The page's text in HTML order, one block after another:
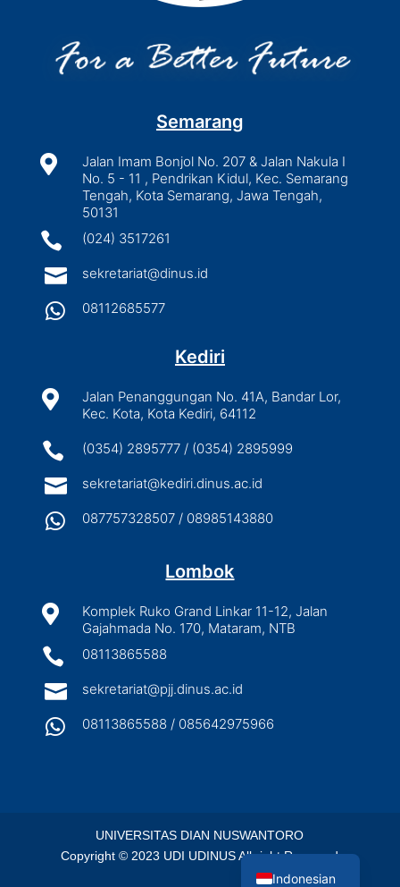
Semarang

Jalan Imam Bonjol No. 207 & Jalan Nakula I
No. 5 - 11 , Pendrikan Kidul, Kec. Semarang
Tengah, Kota Semarang, Jawa Tengah,
50131
 (024) 3517261
 sekretariat@dinus.id
 08112685577
Kediri

Jalan Penanggungan No. 41A, Bandar Lor,
Kec. Kota, Kota Kediri, 64112
 (0354) 2895777 / (0354) 2895999
 sekretariat@kediri.dinus.ac.id
 087757328507 / 08985143880
Lombok

Komplek Ruko Grand Linkar 11-12, Jalan
Gajahmada No. 170, Mataram, NTB
 08113865588
 sekretariat@pjj.dinus.ac.id
 08113865588 / 085642975966
UNIVERSITAS DIAN NUSWANTORO
Copyright © 2023 UDI UDINUS All right Reserved
Indonesian
English